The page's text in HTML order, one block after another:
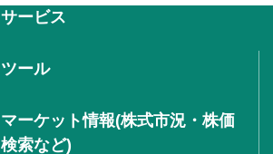
サービス
ツール
マーケット情報(株式市況・株価
検索など)